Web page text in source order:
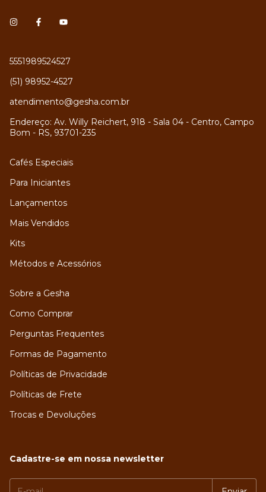
5551989524527
(51) 98952-4527
atendimento@gesha.com.br
Endereço: Av. Willy Reichert, 918 - Sala 04 - Centro, Campo
Bom - RS, 93701-235
Cafés Especiais
Para Iniciantes
Lançamentos
Mais Vendidos
Kits
Métodos e Acessórios
Sobre a Gesha
Como Comprar
Perguntas Frequentes
Formas de Pagamento
Políticas de Privacidade
Políticas de Frete
Trocas e Devoluções
Cadastre-se em nossa newsletter